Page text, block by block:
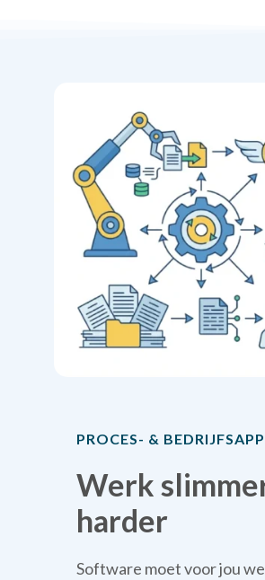
PROCES- &
Werk
harder
Software moet voor jou